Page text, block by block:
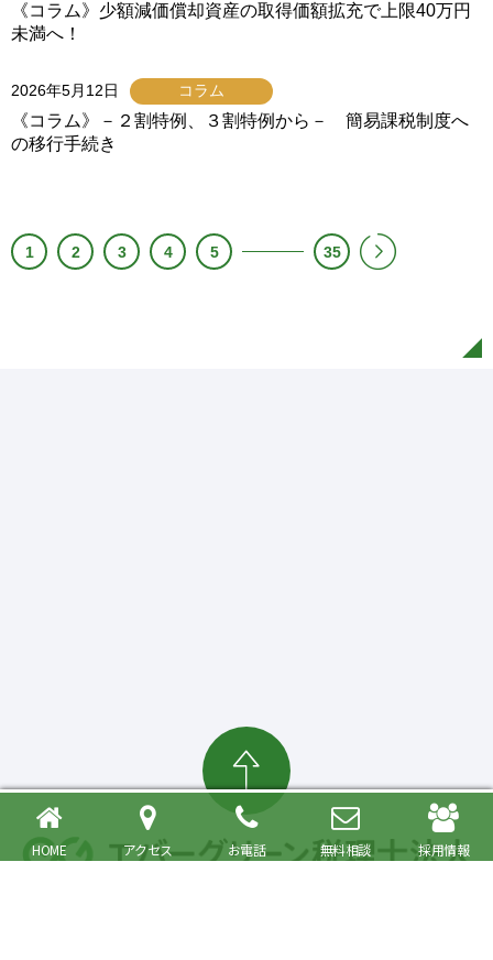
HOME アクセス お電話 無料相談 採用情報
《コラム》少額減価償却資産の取得価額拡充で上限40万円
未満へ！
2026年5月12日 コラム
《コラム》－２割特例、３割特例から－ 簡易課税制度へ
の移行手続き
1 2 3 4 5 35